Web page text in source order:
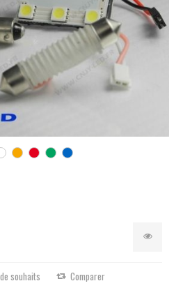
souhaits Comparer